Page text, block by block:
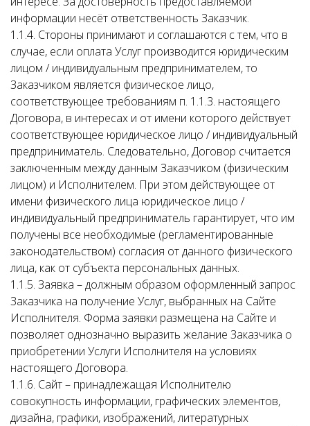
информации несёт ответственность Заказчик.
1.1.4. Стороны принимают и соглашаются с тем, что в
случае, если оплата Услуг производится юридическим
лицом / индивидуальным предпринимателем, то
Заказчиком является физическое лицо,
соответствующее требованиям п. 1.1.3. настоящего
Договора, в интересах и от имени которого действует
соответствующее юридическое лицо / индивидуальный
предприниматель. Следовательно, Договор считается
заключенным между данным Заказчиком (физическим
лицом) и Исполнителем. При этом действующее от
имени физического лица юридическое лицо /
индивидуальный предприниматель гарантирует, что им
получены все необходимые (регламентированные
законодательством) согласия от данного физического
лица, как от субъекта персональных данных.
1.1.5. Заявка – должным образом оформленный запрос
Заказчика на получение Услуг, выбранных на Сайте
Исполнителя. Форма заявки размещена на Сайте и
позволяет однозначно выразить желание Заказчика о
приобретении Услуги Исполнителя на условиях
настоящего Договора.
1.1.6. Сайт – принадлежащая Исполнителю
совокупность информации, графических элементов,
дизайна, графики, изображений, литературных